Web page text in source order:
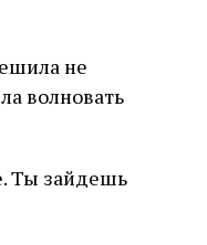
не
волновать
Ты зайдешь